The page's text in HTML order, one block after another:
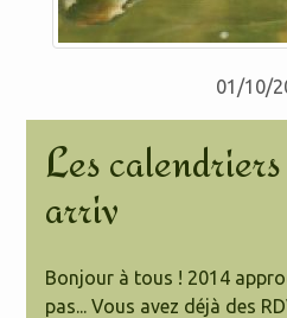
01/10/
Les
arriv
Bonjour à tous ! 2014
pas... Vous avez déjà des